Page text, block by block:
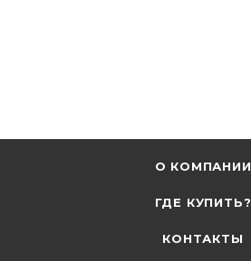
О КОМПАНИИ
ГДЕ КУПИТЬ?
КОНТАКТЫ